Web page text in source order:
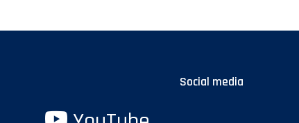
Social media